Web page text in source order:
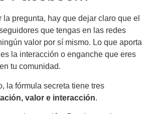
la pregunta, hay que dejar claro que el
que tengas en las redes
valor por sí mismo. Lo que aporta
la interacción o enganche que eres
tu comunidad.
la fórmula secreta tiene tres
valor e interacción.